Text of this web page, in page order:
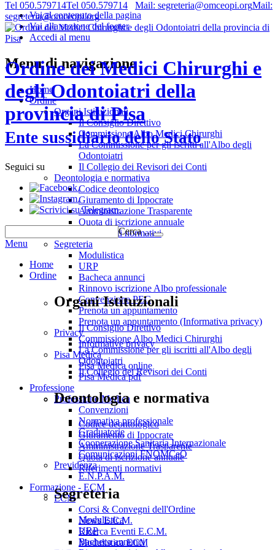
Vai al contenuto della pagina
Vai alla sezione del footer
Accedi al menu
Tel 050.579714Tel 050.579714 Mail: segreteria@omceopi.orgMail:
segreteria@omceopi.org
Ordine dei Medici Chirurghi e
degli Odontoiatri della
provincia di Pisa
Ente sussidiario dello Stato
Seguici su
.
.
.
Cerca …
Menu
Home
Ordine
Organi Istituzionali
Il Consiglio Direttivo
Commissione Albo Medici Chirurghi
La Commissione per gli iscritti all'Albo degli
Odontoiatri
Il Collegio dei Revisori dei Conti
Deontologia e normativa
Codice deontologico
Giuramento di Ippocrate
Amministrazione Trasparente
Quota di iscrizione annuale
Riferimenti normativi
Segreteria
Modulistica
URP
Bacheca annunci
Menu di navigazione
Home
Ordine
Organi Istituzionali
Il Consiglio Direttivo
Commissione Albo Medici Chirurghi
La Commissione per gli iscritti all'Albo degli
Odontoiatri
Il Collegio dei Revisori dei Conti
Deontologia e normativa
Codice deontologico
Giuramento di Ippocrate
Amministrazione Trasparente
Quota di iscrizione annuale
Riferimenti normativi
Segreteria
Modulistica
URP
Bacheca annunci
Rinnovo iscrizione Albo professionale
Convenzione PEC
Prenota un appuntamento
Prenota un appuntamento (Informativa privacy)
Privacy
Informative privacy
Pisa Medica
Pisa Medica online
Pisa Medica pdf
Professione
Professione Medica
Convenzioni
Normativa professionale
Graduatorie
Cooperazione Sanitaria Internazionale
Comunicazioni FNOMCeO
Previdenza
E.N.P.A.M.
Formazione - ECM
ECM
Corsi & Convegni dell'Ordine
News E.C.M.
Ricerca Eventi E.C.M.
Modulistica ECM